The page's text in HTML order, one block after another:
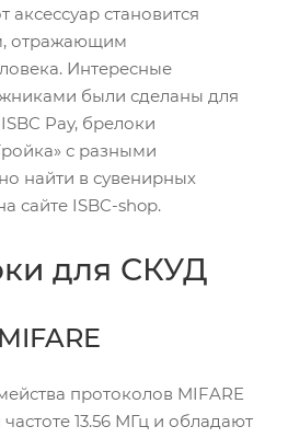
аксессуар становится
отражающим
Интересные
были сделаны для
Pay, брелоки
с разными
найти в сувенирных
сайте ISBC-shop.
для СКУД
протоколов MIFARE
13.56 МГц и обладают